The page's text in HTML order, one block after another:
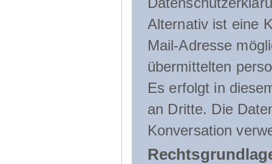
Alternativ ist eine
Mail-Adresse
übermittelten
Es erfolgt in
an Dritte. Die
Konversation